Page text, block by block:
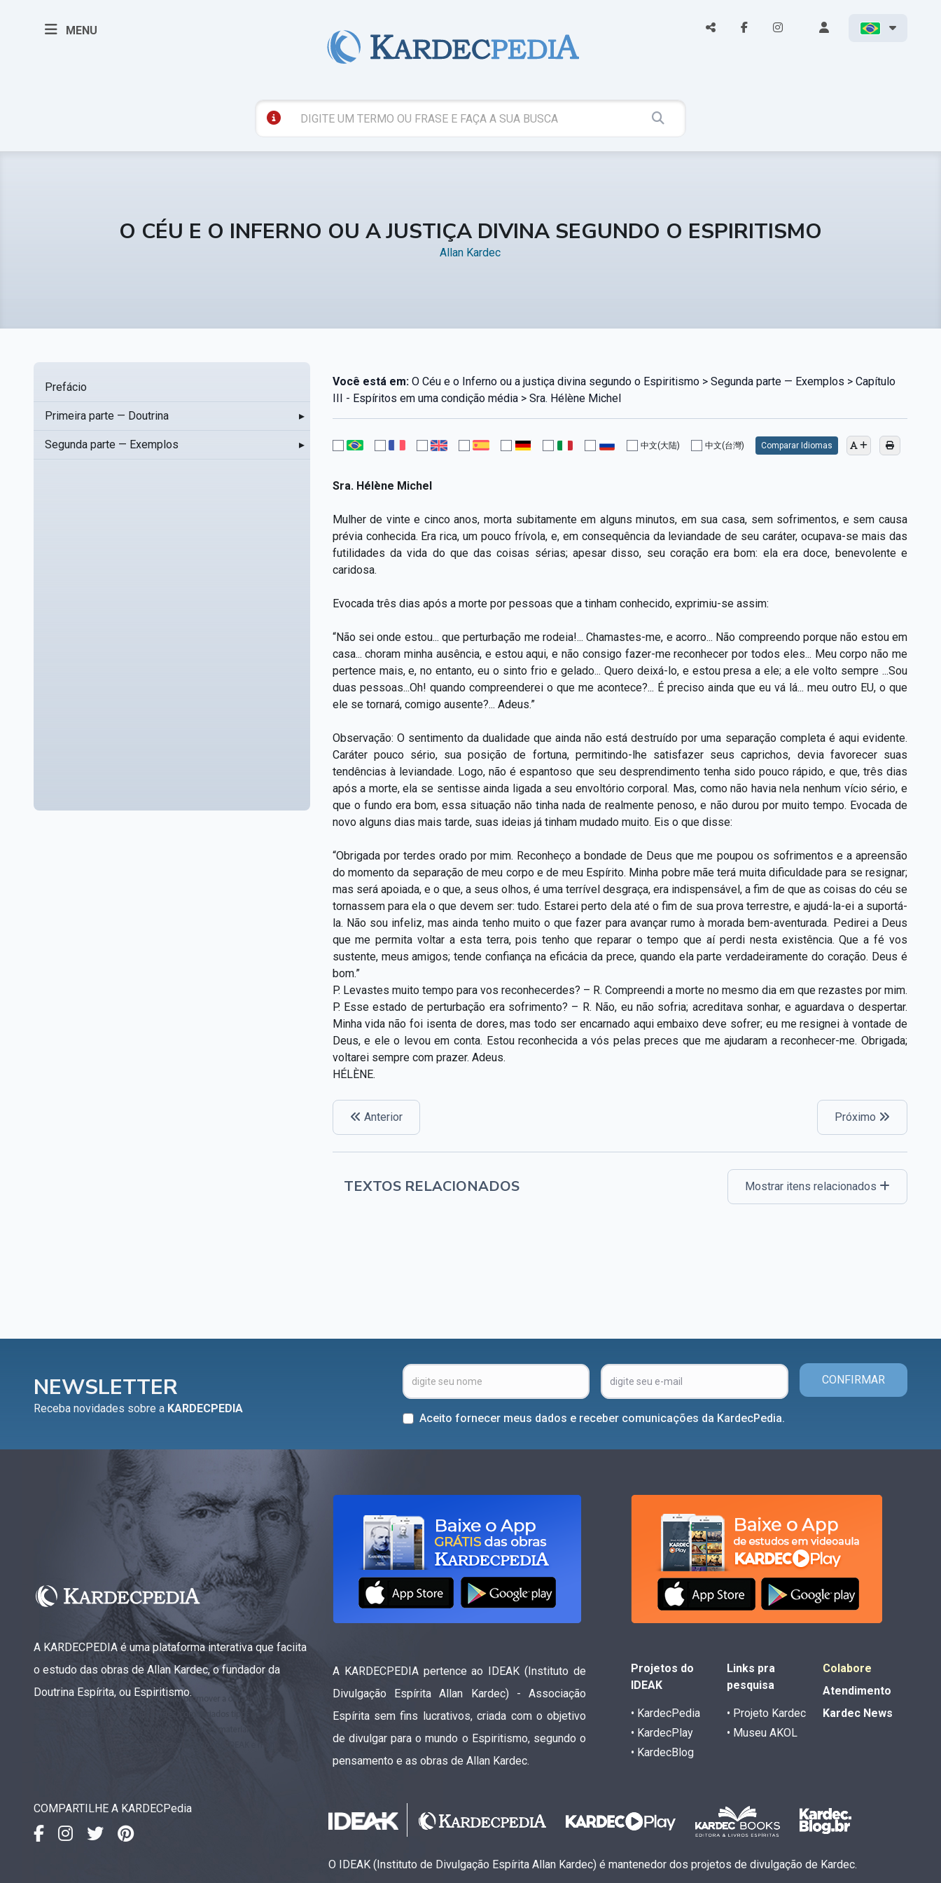
MENU
O CÉU E O INFERNO OU A JUSTIÇA DIVINA SEGUNDO O ESPIRITISMO
Allan Kardec
Prefácio
Primeira parte — Doutrina ▸
Segunda parte — Exemplos ▸
Você está em:O Céu e o Inferno ou a justiça divina segundo o Espiritismo > Segunda parte — Exemplos > Capítulo
III - Espíritos em uma condição média > Sra. Hélène Michel
中文(大陆) 中文(台灣) Comparar Idiomas
Sra. Hélène Michel
Mulher de vinte e cinco anos, morta subitamente em alguns minutos, em sua casa, sem sofrimentos, e sem causa
prévia conhecida. Era rica, um pouco frívola, e, em consequência da leviandade de seu caráter, ocupava-se mais das
futilidades da vida do que das coisas sérias; apesar disso, seu coração era bom: ela era doce, benevolente e
caridosa.
Evocada três dias após a morte por pessoas que a tinham conhecido, exprimiu-se assim:
“Não sei onde estou... que perturbação me rodeia!... Chamastes-me, e acorro... Não compreendo porque não estou em
casa... choram minha ausência, e estou aqui, e não consigo fazer-me reconhecer por todos eles... Meu corpo não me
pertence mais, e, no entanto, eu o sinto frio e gelado... Quero deixá-lo, e estou presa a ele; a ele volto sempre ...Sou
duas pessoas...Oh! quando compreenderei o que me acontece?... É preciso ainda que eu vá lá... meu outro EU, o que
ele se tornará, comigo ausente?... Adeus.”
Observação: O sentimento da dualidade que ainda não está destruído por uma separação completa é aqui evidente.
Caráter pouco sério, sua posição de fortuna, permitindo-lhe satisfazer seus caprichos, devia favorecer suas
tendências à leviandade. Logo, não é espantoso que seu desprendimento tenha sido pouco rápido, e que, três dias
após a morte, ela se sentisse ainda ligada a seu envoltório corporal. Mas, como não havia nela nenhum vício sério, e
que o fundo era bom, essa situação não tinha nada de realmente penoso, e não durou por muito tempo. Evocada de
novo alguns dias mais tarde, suas ideias já tinham mudado muito. Eis o que disse:
“Obrigada por terdes orado por mim. Reconheço a bondade de Deus que me poupou os sofrimentos e a apreensão
do momento da separação de meu corpo e de meu Espírito. Minha pobre mãe terá muita dificuldade para se resignar;
mas será apoiada, e o que, a seus olhos, é uma terrível desgraça, era indispensável, a fim de que as coisas do céu se
tornassem para ela o que devem ser: tudo. Estarei perto dela até o fim de sua prova terrestre, e ajudá-la-ei a suportá-
la. Não sou infeliz, mas ainda tenho muito o que fazer para avançar rumo à morada bem-aventurada. Pedirei a Deus
que me permita voltar a esta terra, pois tenho que reparar o tempo que aí perdi nesta existência. Que a fé vos
sustente, meus amigos; tende confiança na eficácia da prece, quando ela parte verdadeiramente do coração. Deus é
bom.”
P. Levastes muito tempo para vos reconhecerdes? – R. Compreendi a morte no mesmo dia em que rezastes por mim.
P. Esse estado de perturbação era sofrimento? – R. Não, eu não sofria; acreditava sonhar, e aguardava o despertar.
Minha vida não foi isenta de dores, mas todo ser encarnado aqui embaixo deve sofrer; eu me resignei à vontade de
Deus, e ele o levou em conta. Estou reconhecida a vós pelas preces que me ajudaram a reconhecer-me. Obrigada;
voltarei sempre com prazer. Adeus.
HÉLÈNE.
Anterior Próximo
TEXTOS RELACIONADOS Mostrar itens relacionados
NEWSLETTER
Receba novidades sobre a KARDECPEDIA
CONFIRMAR
Aceito fornecer meus dados e receber comunicações da KardecPedia.
A KARDECPEDIA é uma plataforma interativa que faciita
o estudo das obras de Allan Kardec, o fundador da
Doutrina Espírita, ou Espiritismo.
A KARDECPEDIA pertence ao IDEAK (Instituto de
Divulgação Espírita Allan Kardec) - Associação
Espírita sem fins lucrativos, criada com o objetivo
de divulgar para o mundo o Espiritismo, segundo o
pensamento e as obras de Allan Kardec.
Projetos do
IDEAK
• KardecPedia
• KardecPlay
• KardecBlog
Links pra
pesquisa
• Projeto Kardec
• Museu AKOL
Colabore
Atendimento
Kardec News
COMPARTILHE A KARDECPedia
O IDEAK (Instituto de Divulgação Espírita Allan Kardec) é mantenedor dos projetos de divulgação de Kardec.